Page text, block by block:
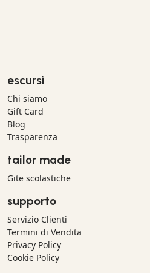
escursì
Chi siamo
Gift Card
Blog
Trasparenza
tailor made
Gite scolastiche
supporto
Servizio Clienti
Termini di Vendita
Privacy Policy
Cookie Policy